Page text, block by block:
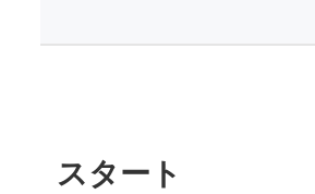
スタート